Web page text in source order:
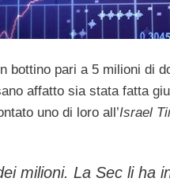
bottino pari a 5 milioni di
affatto sia stata fatta
uno di loro all’Israel
milioni. La Sec li ha